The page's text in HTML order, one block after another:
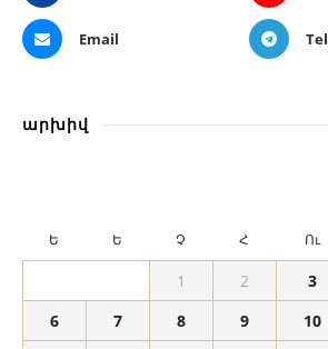
Email
արխիվ
Ե Ե Չ Հ Ու
1 2 3
6
7 8 9 10